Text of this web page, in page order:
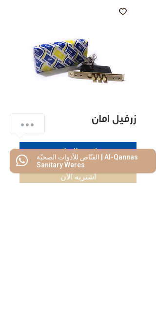
زرفيل أمان
اضف للسلة
اشتريه الأن
القنّاص للأدوات الصحيّة | Al-Qannas
Sanitary Wares